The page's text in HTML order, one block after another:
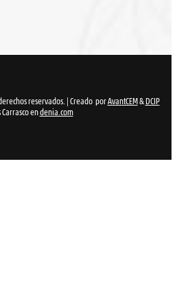
reservados. | Creado porAvantCEM & DCIP
Carrasco endenia.com